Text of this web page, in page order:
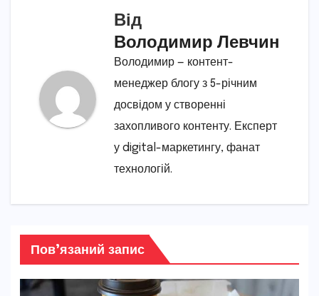
Від
Володимир Левчин
Володимир — контент-
менеджер блогу з 5-річним
досвідом у створенні
захопливого контенту. Експерт
у digital-маркетингу, фанат
технологій.
Пов’язаний запис